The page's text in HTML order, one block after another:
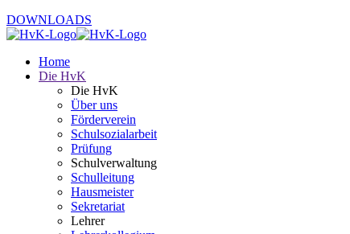
DOWNLOADS
Home
Die HvK
Die HvK
Über uns
Förderverein
Schulsozialarbeit
Prüfung
Schulverwaltung
Schulleitung
Hausmeister
Sekretariat
Lehrer